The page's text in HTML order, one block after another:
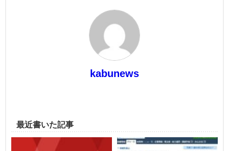
kabunews
最近書いた記事